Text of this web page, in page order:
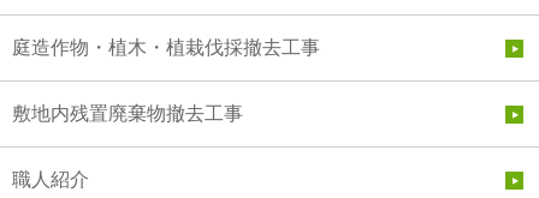
庭造作物・植木・植栽伐採撤去工事
敷地内残置廃棄物撤去工事
職人紹介